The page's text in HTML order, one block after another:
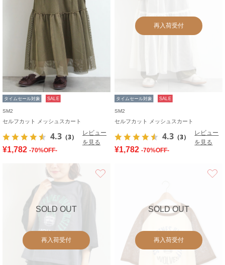
タイムセール対象 SALE
SM2
セルフカット メッシュスカート
4.3 （3）
レビュー
を見る
¥1,782 -70%OFF-
再入荷受付
タイムセール対象 SALE
SM2
セルフカット メッシュスカート
4.3 （3）
レビュー
を見る
¥1,782 -70%OFF-
SOLD OUT
再入荷受付
SOLD OUT
再入荷受付